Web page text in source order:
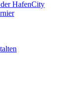
HafenCity